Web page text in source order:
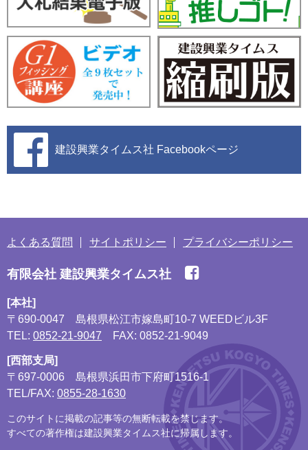
建設興業タイムス社 Facebookページ
よくある質問 サイトポリシー プライバシーポリシー
有限会社 建設興業タイムス社
[本社]
〒690-0047
島根県松江市嫁島町10-7 WEEDビル3F
TEL: 0852-21-9047 FAX: 0852-21-9049
[西部支局]
〒697-0006
島根県浜田市下府町1516-1
TEL/FAX: 0855-28-1630
このサイトに掲載の記事等の無断転載を禁じます。
すべての著作権は建設興業タイムス社に帰属します。